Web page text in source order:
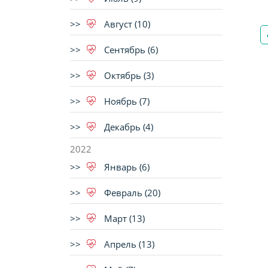
Август (10)
Сентябрь (6)
Октябрь (3)
Ноябрь (7)
Декабрь (4)
2022
Январь (6)
Февраль (20)
Март (13)
Апрель (13)